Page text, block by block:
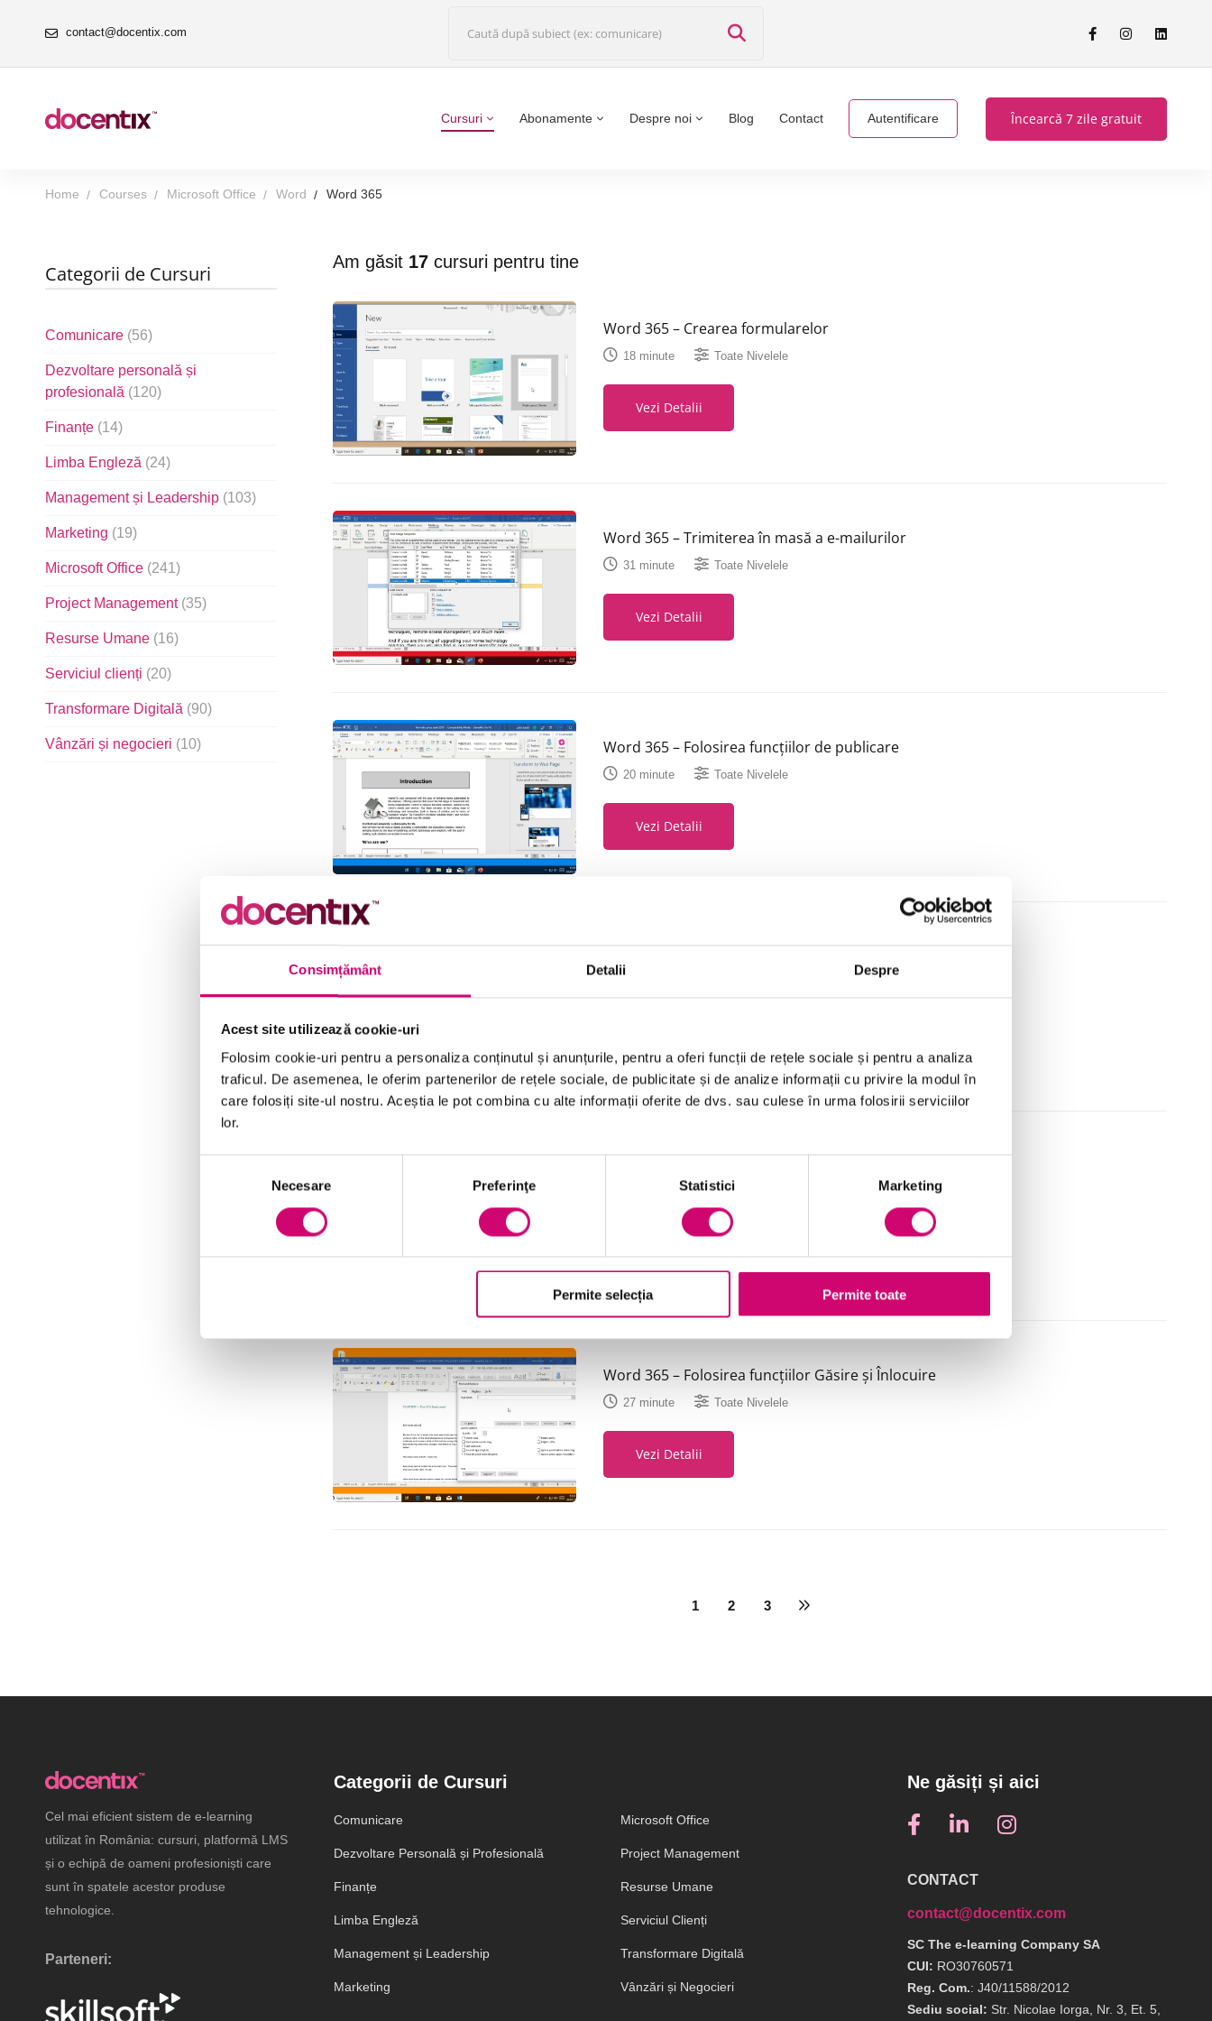
Consimțământ Detalii Despre
Acest site utilizează cookie-uri
Folosim cookie-uri pentru a personaliza conținutul și anunțurile, pentru a oferi funcții de rețele sociale și pentru a analiza
traficul. De asemenea, le oferim partenerilor de rețele sociale, de publicitate și de analize informații cu privire la modul în
care folosiți site-ul nostru. Aceștia le pot combina cu alte informații oferite de dvs. sau culese în urma folosirii serviciilor
lor.
consimțământului
Necesare Preferinţe Statistici Marketing
Permite selecția Permite toate
contact@docentix.com
Cursuri Abonamente Despre noi Blog Contact Autentificare Încearcă 7 zile gratuit
Home Courses Microsoft Office Word Word 365
Categorii de Cursuri
Comunicare (56)
Dezvoltare personală și
profesională (120)
Finanțe (14)
Limba Engleză (24)
Management și Leadership (103)
Marketing (19)
Microsoft Office (241)
Project Management (35)
Resurse Umane (16)
Serviciul clienți (20)
Transformare Digitală (90)
Vânzări și negocieri (10)
Am găsit 17cursuri pentru tine
Word 365 – Crearea formularelor
18 minute Toate Nivelele
Vezi Detalii
Word 365 – Trimiterea în masă a e-mailurilor
31 minute Toate Nivelele
Vezi Detalii
Word 365 – Folosirea funcțiilor de publicare
20 minute Toate Nivelele
Vezi Detalii
Toate Nivelele
Word 365 – Folosirea funcțiilor Găsire și Înlocuire
27 minute Toate Nivelele
Vezi Detalii
1 2 3
Cel mai eficient sistem de e-learning
utilizat în România: cursuri, platformă LMS
și o echipă de oameni profesioniști care
sunt în spatele acestor produse
tehnologice.
Parteneri:
Categorii de Cursuri
Comunicare
Dezvoltare Personală și Profesională
Finanțe
Limba Engleză
Management și Leadership
Marketing
Microsoft Office
Project Management
Resurse Umane
Serviciul Clienți
Transformare Digitală
Vânzări și Negocieri
Ne găsiți și aici
CONTACT
contact@docentix.com
SC The e-learning Company SA
CUI: RO30760571
Reg. Com.: J40/11588/2012
Sediu social: Str. Nicolae Iorga, Nr. 3, Et. 5,